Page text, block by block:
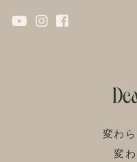
前の投稿: ≪7/21～展示
ます≫
≪夏
変わ
変わ